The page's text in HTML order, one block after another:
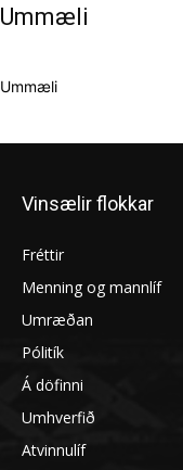
Ummæli
Ummæli
Vinsælir flokkar
Fréttir
Menning og mannlíf
Umræðan
Pólitík
Á döfinni
Umhverfið
Atvinnulíf